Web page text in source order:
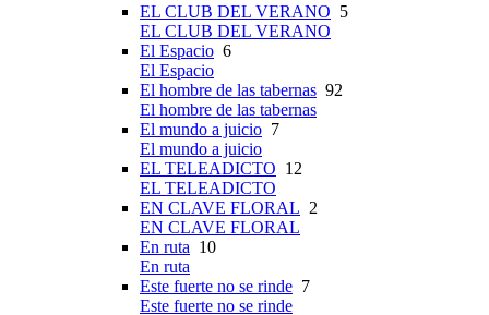
EL CLUB DEL VERANO 5
EL CLUB DEL VERANO
El Espacio 6
El Espacio
El hombre de las tabernas 92
El hombre de las tabernas
El mundo a juicio 7
El mundo a juicio
EL TELEADICTO 12
EL TELEADICTO
EN CLAVE FLORAL 2
EN CLAVE FLORAL
En ruta 10
En ruta
Este fuerte no se rinde 7
Este fuerte no se rinde